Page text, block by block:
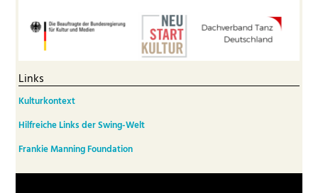
Links
Kulturkontext
Hilfreiche Links der Swing-Welt
Frankie Manning Foundation